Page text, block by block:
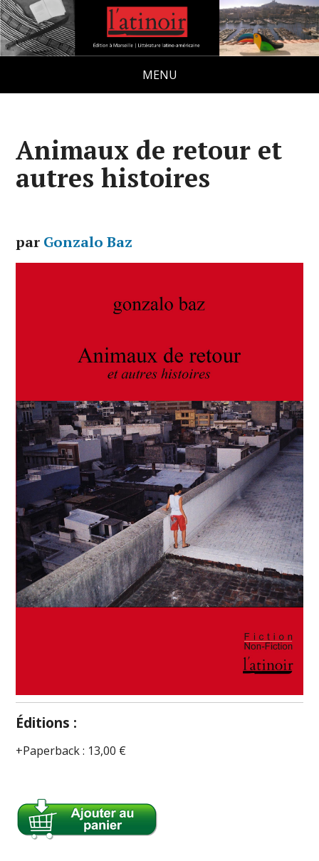
MENU
Animaux de retour et
autres histoires
par Gonzalo Baz
Éditions :
Paperback: 13,00 €